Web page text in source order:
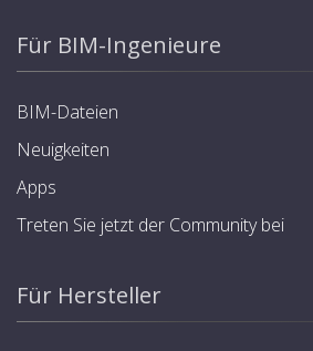
Für BIM-Ingenieure
BIM-Dateien
Neuigkeiten
Apps
Treten Sie jetzt der Community bei
Für Hersteller